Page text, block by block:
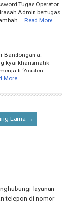
Tugas Operator
Admin bertugas
…
Read More
Bandongan a.
kyai kharismatik
‘Asisten
More
Lama →
layanan
telepon di nomor